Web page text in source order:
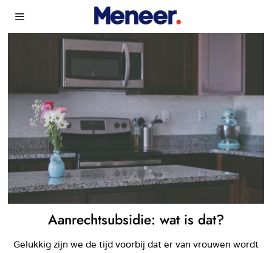
Aanrechtsubsidie: wat is dat?
Gelukkig zijn we de tijd voorbij dat er van vrouwen wordt